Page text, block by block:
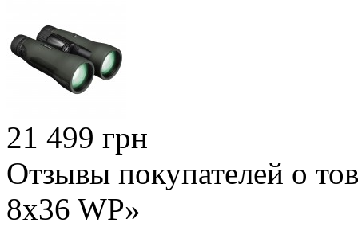
21 499 грн
Отзывы покупателей о
8x36 WP»